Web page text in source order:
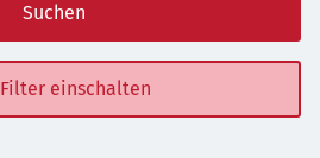
Suchen
Filter einschalten